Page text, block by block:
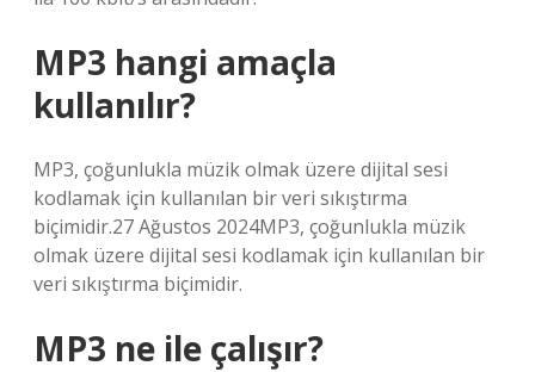
MP3 hangi amaçla
kullanılır?
MP3, çoğunlukla müzik olmak üzere dijital sesi
kodlamak için kullanılan bir veri sıkıştırma
biçimidir.27 Ağustos 2024MP3, çoğunlukla müzik
olmak üzere dijital sesi kodlamak için kullanılan bir
veri sıkıştırma biçimidir.
MP3 ne ile çalışır?